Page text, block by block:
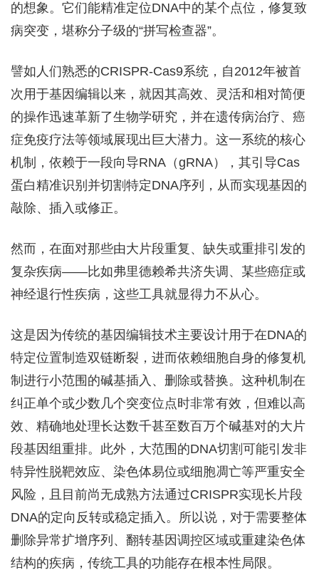
的想象。它们能精准定位DNA中的某个点位，修复致
病突变，堪称分子级的“拼写检查器”。
譬如人们熟悉的CRISPR-Cas9系统，自2012年被首
次用于基因编辑以来，就因其高效、灵活和相对简便
的操作迅速革新了生物学研究，并在遗传病治疗、癌
症免疫疗法等领域展现出巨大潜力。这一系统的核心
机制，依赖于一段向导RNA（gRNA），其引导Cas
蛋白精准识别并切割特定DNA序列，从而实现基因的
敲除、插入或修正。
然而，在面对那些由大片段重复、缺失或重排引发的
复杂疾病——比如弗里德赖希共济失调、某些癌症或
神经退行性疾病，这些工具就显得力不从心。
这是因为传统的基因编辑技术主要设计用于在DNA的
特定位置制造双链断裂，进而依赖细胞自身的修复机
制进行小范围的碱基插入、删除或替换。这种机制在
纠正单个或少数几个突变位点时非常有效，但难以高
效、精确地处理长达数千甚至数百万个碱基对的大片
段基因组重排。此外，大范围的DNA切割可能引发非
特异性脱靶效应、染色体易位或细胞凋亡等严重安全
风险，且目前尚无成熟方法通过CRISPR实现长片段
DNA的定向反转或稳定插入。所以说，对于需要整体
删除异常扩增序列、翻转基因调控区域或重建染色体
结构的疾病，传统工具的功能存在根本性局限。